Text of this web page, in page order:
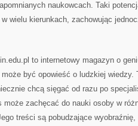
naukowcach. Taki
wielu kierunkach, zachowując
to internetowy magazyn o
być opowieść o ludzkiej
chcą sięgać od razu po
może zachęcać do nauki osoby w
treści są pobudzające